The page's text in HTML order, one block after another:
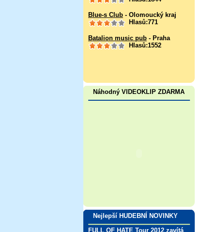
Blue-s Club - Olomoucký kraj
Hlasů:771
Batalion music pub - Praha
Hlasů:1552
Náhodný VIDEOKLIP ZDARMA
Nejlepší HUDEBNÍ NOVINKY
FULL OF HATE Tour 2012 zavítá